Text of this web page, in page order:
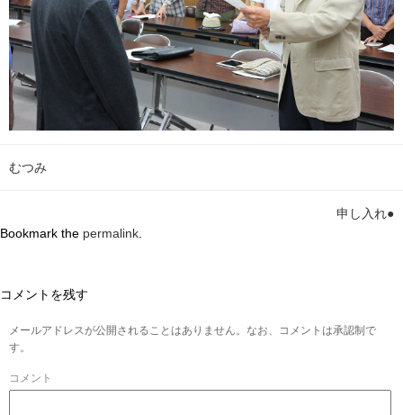
むつみ
申し入れ●
Bookmark the permalink
コメントを残す
メールアドレスが公開されることはありません。なお、コメントは承認制で
す。
コメント